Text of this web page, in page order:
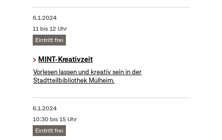
6.1.2024
11 bis 12 Uhr
Eintritt frei
MINT-Kreativzeit
Vorlesen lassen und kreativ sein in der
Stadtteilbibliothek Mülheim.
6.1.2024
10:30 bis 15 Uhr
Eintritt frei